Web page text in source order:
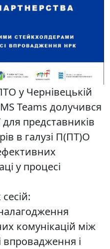
у Чернівецькій
Teams долучився
для представників
в галузі П(ПТ)О
у процесі
комунікацій між
і